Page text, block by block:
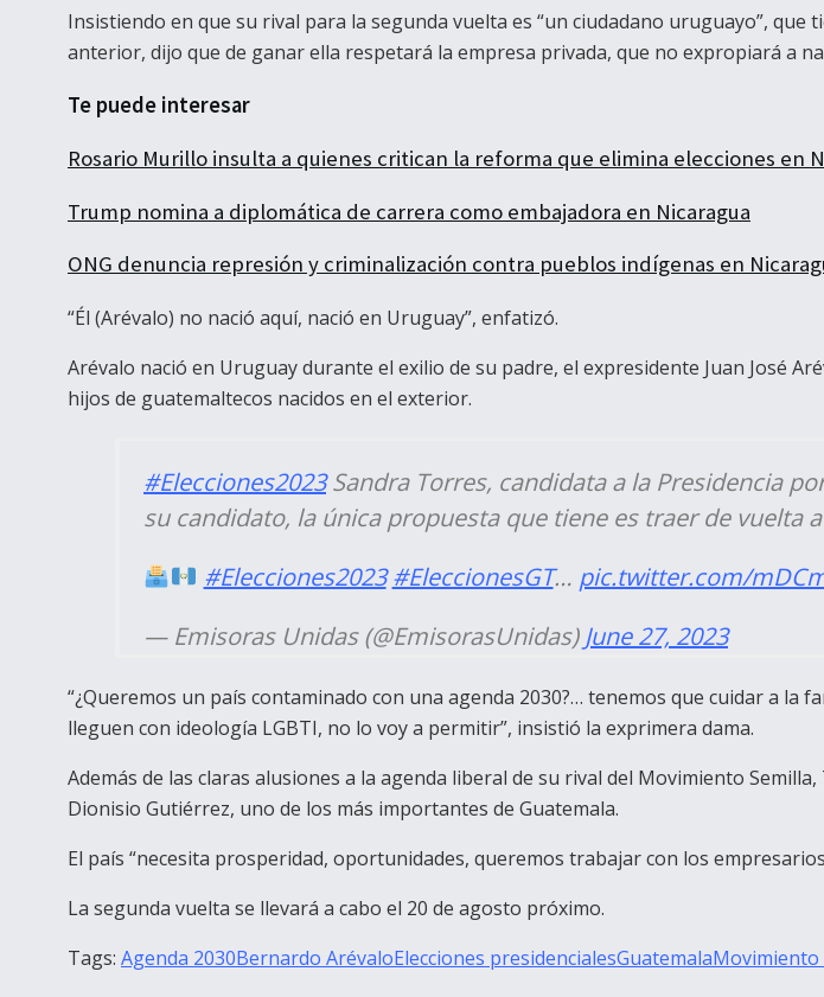
Insistiendo en que su rival para la segunda vuelta es “un ciudadano uruguayo”, que
anterior, dijo que de ganar ella respetará la empresa privada, que no expropiará a
Te puede interesar
Rosario Murillo insulta a quienes critican la reforma que elimina elecciones en
Trump nomina a diplomática de carrera como embajadora en Nicaragua
ONG denuncia represión y criminalización contra pueblos indígenas en
“Él (Arévalo) no nació aquí, nació en Uruguay”, enfatizó.
Arévalo nació en Uruguay durante el exilio de su padre, el expresidente Juan José
hijos de guatemaltecos nacidos en el exterior.
#Elecciones2023Sandra Torres, candidata a la Presidencia
su candidato, la única propuesta que tiene es traer de vuelta
#Elecciones2023 #EleccionesGT… pic.twitter.com/
— Emisoras Unidas (@EmisorasUnidas) June 27, 2023
“¿Queremos un país contaminado con una agenda 2030?… tenemos que cuidar a
lleguen con ideología LGBTI, no lo voy a permitir”, insistió la exprimera dama.
Además de las claras alusiones a la agenda liberal de su rival del Movimiento
Dionisio Gutiérrez, uno de los más importantes de Guatemala.
El país “necesita prosperidad, oportunidades, queremos trabajar con los
La segunda vuelta se llevará a cabo el 20 de agosto próximo.
Tags: Agenda 2030Bernardo ArévaloElecciones presidencialesGuatemalaMovimiento